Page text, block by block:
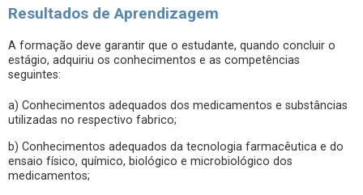
Resultados de Aprendizagem
A formação deve garantir que o estudante, quando concluir o
estágio, adquiriu os conhecimentos e as competências
seguintes:
a) Conhecimentos adequados dos medicamentos e substâncias
utilizadas no respectivo fabrico;
b) Conhecimentos adequados da tecnologia farmacêutica e do
ensaio físico, químico, biológico e microbiológico dos
medicamentos;